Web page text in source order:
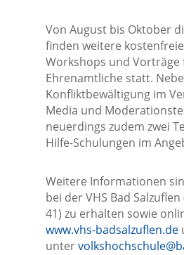
Von August bis Oktober
finden weitere
Workshops und Vorträge
Ehrenamtliche statt.
Konfliktbewältigung im
Media und
neuerdings zudem zwei
Hilfe-Schulungen im
Weitere Informationen
bei der VHS Bad
41) zu erhalten sowie
www.vhs-badsalzuflen.de
unter